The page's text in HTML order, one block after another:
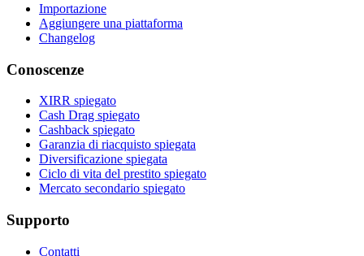
Importazione
Aggiungere una piattaforma
Changelog
Conoscenze
XIRR spiegato
Cash Drag spiegato
Cashback spiegato
Garanzia di riacquisto spiegata
Diversificazione spiegata
Ciclo di vita del prestito spiegato
Mercato secondario spiegato
Supporto
Contatti